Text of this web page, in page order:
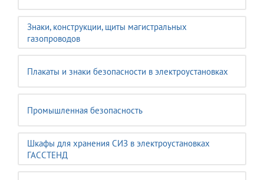
Знаки, конструкции, щиты магистральных
газопроводов
Плакаты и знаки безопасности в электроустановках
Промышленная безопасность
Шкафы для хранения СИЗ в электроустановках
ГАССТЕНД